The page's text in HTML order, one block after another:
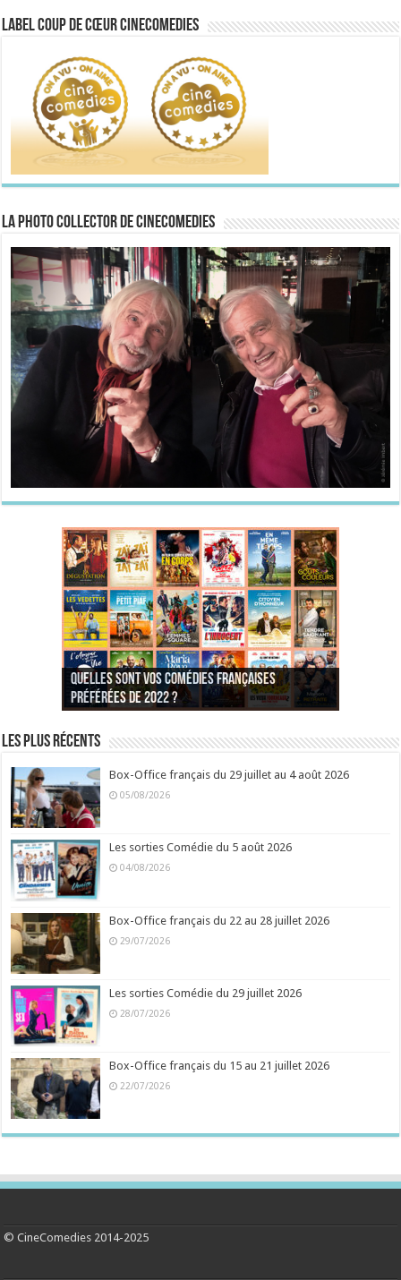
Label Coup de Cœur CineComedies
La Photo collector de CineComedies
Quelles sont vos comédies françaises
préférées de 2022 ?
Quel est votre personnage préféré du Père
Noël est une ordure ?
Quelles sont vos comédies françaises
préférées de 2021 ?
Quel est votre « Gendarme » préféré ?
Quels sont vos 3 comédies de Jean-Marie Poiré
préférées ?
Quel est votre « Tati » préféré ?
Quel est votre « bronzé » préféré ?
Les plus récents
Box-Office français du 29 juillet au 4 août 2026
05/08/2026
Les sorties Comédie du 5 août 2026
04/08/2026
Box-Office français du 22 au 28 juillet 2026
29/07/2026
Les sorties Comédie du 29 juillet 2026
28/07/2026
Box-Office français du 15 au 21 juillet 2026
22/07/2026
© CineComedies 2014-2025